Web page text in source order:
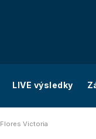
LIVE výsledky
Flores Victoria